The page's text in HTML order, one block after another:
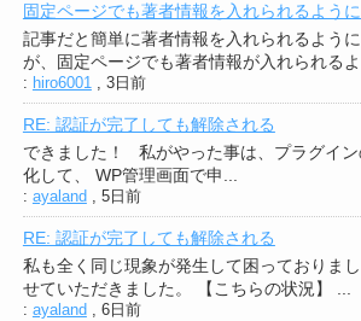
固定ページでも著者情報を入れられるように
記事だと簡単に著者情報を入れられるよう
が、固定ページでも著者情報が入れられる
: hiro6001, 3日前
RE: 認証が完了しても解除される
できました！ 私がやった事は、プラグイ
化して、 WP管理画面で申...
: ayaland , 5日前
RE: 認証が完了しても解除される
私も全く同じ現象が発生して困っておりま
せていただきました。 【こちらの状況】 ...
: ayaland , 6日前